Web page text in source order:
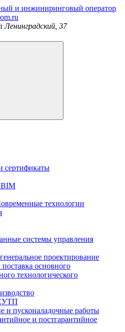
и инжиниринговый оператор
Ленинградский, 37
сертификаты
технологии
системы управления
проектирование
основного
технологического
пусконаладочные работы
и постгарантийное